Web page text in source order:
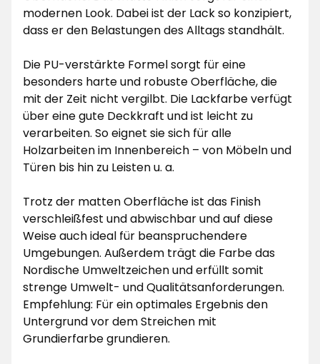
modernen Look. Dabei ist der Lack so konzipiert,
dass er den Belastungen des Alltags standhält.
Die PU-verstärkte Formel sorgt für eine
besonders harte und robuste Oberfläche, die
mit der Zeit nicht vergilbt. Die Lackfarbe verfügt
über eine gute Deckkraft und ist leicht zu
verarbeiten. So eignet sie sich für alle
Holzarbeiten im Innenbereich – von Möbeln und
Türen bis hin zu Leisten u. a.
Trotz der matten Oberfläche ist das Finish
verschleißfest und abwischbar und auf diese
Weise auch ideal für beanspruchendere
Umgebungen. Außerdem trägt die Farbe das
Nordische Umweltzeichen und erfüllt somit
strenge Umwelt- und Qualitätsanforderungen.
Empfehlung: Für ein optimales Ergebnis den
Untergrund vor dem Streichen mit
Grundierfarbe grundieren.